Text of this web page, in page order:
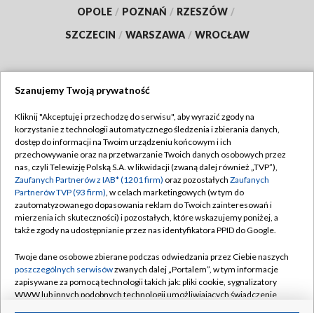
OPOLE / POZNAŃ / RZESZÓW /
SZCZECIN / WARSZAWA / WROCŁAW
TVP
Abonament TVP
Emisja w TVP
Centrum informacji TVP
Naziemna Telewizja Cyfrowa
Rada Programowa
System NOS
Regulamin TVP
Polityka prywatności
Moje zgody
Pomoc
Kontakt
Szanujemy Twoją prywatność
Kliknij "Akceptuję i przechodzę do serwisu", aby wyrazić zgody na
korzystanie z technologii automatycznego śledzenia i zbierania danych,
dostęp do informacji na Twoim urządzeniu końcowym i ich
przechowywanie oraz na przetwarzanie Twoich danych osobowych przez
nas, czyli Telewizję Polską S.A. w likwidacji (zwaną dalej również „TVP”),
Zaufanych Partnerów z IAB* (1201 firm) oraz pozostałych Zaufanych
Partnerów TVP (93 firm), w celach marketingowych (w tym do
zautomatyzowanego dopasowania reklam do Twoich zainteresowań i
mierzenia ich skuteczności) i pozostałych, które wskazujemy poniżej, a
także zgody na udostępnianie przez nas identyfikatora PPID do Google.
Twoje dane osobowe zbierane podczas odwiedzania przez Ciebie naszych
poszczególnych serwisówzwanych dalej „Portalem”, w tym informacje
zapisywane za pomocą technologii takich jak: pliki cookie, sygnalizatory
WWW lub innych podobnych technologii umożliwiających świadczenie